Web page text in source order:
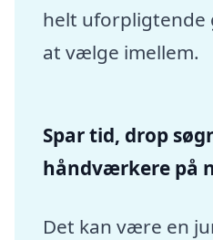
helt uforpligtende
at vælge imellem.
Spar tid, drop
håndværkere på
Det kan være en